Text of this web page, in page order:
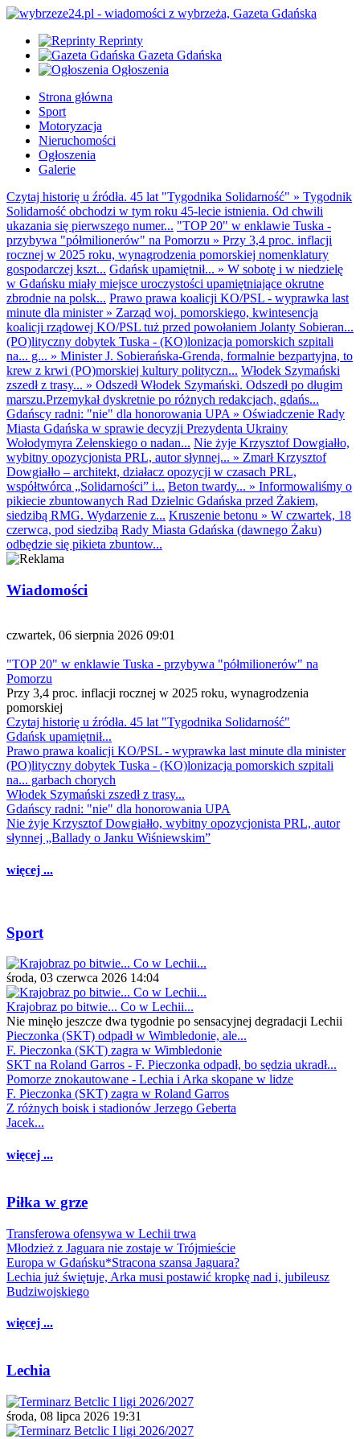
Reprinty
Gazeta Gdańska
Ogłoszenia
Strona główna
Sport
Motoryzacja
Nieruchomości
Ogłoszenia
Galerie
Czytaj historię u źródła. 45 lat "Tygodnika Solidarność" » Tygodnik
Solidarność obchodzi w tym roku 45-lecie istnienia. Od chwili
ukazania się pierwszego numer... "TOP 20" w enklawie Tuska -
przybywa "półmilionerów" na Pomorzu » Przy 3,4 proc. inflacji
rocznej w 2025 roku, wynagrodzenia pomorskiej nomenklatury
gospodarczej kszt... Gdańsk upamiętnił... » W sobotę i w niedzielę
w Gdańsku miały miejsce uroczystości upamiętniające okrutne
zbrodnie na polsk... Prawo prawa koalicji KO/PSL - wyprawka last
minute dla minister» Zarząd woj. pomorskiego, kwintesencja
koalicji rządowej KO/PSL tuż przed powołaniem Jolanty Sobieran...
(PO)lityczny dobytek Tuska - (KO)lonizacja pomorskich szpitali
na... g... » Minister J. Sobierańska-Grenda, formalnie bezpartyjna, to
krew z krwi (PO)morskiej kultury polityczn... Włodek Szymański
zszedł z trasy... » Odszedł Włodek Szymański. Odszedł po długim
marszu.Przemykał dyskretnie po różnych redakcjach, gdańs...
Gdańscy radni: "nie" dla honorowania UPA » Oświadczenie Rady
Miasta Gdańska w sprawie decyzji Prezydenta Ukrainy
Wołodymyra Zełenskiego o nadan... Nie żyje Krzysztof Dowgiałło,
wybitny opozycjonista PRL, autor słynnej... » Zmarł Krzysztof
Dowgiałło – architekt, działacz opozycji w czasach PRL,
współtwórca „Solidarności” i... Beton twardy... » Informowaliśmy o
pikiecie zbuntowanych Rad Dzielnic Gdańska przed Żakiem,
siedzibą RMG. Wydarzenie z... Kruszenie betonu » W czwartek, 18
czerwca, pod siedzibą Rady Miasta Gdańska (dawnego Żaku)
odbędzie się pikieta zbuntow...
Wiadomości
czwartek, 06 sierpnia 2026 09:01
"TOP 20" w enklawie Tuska - przybywa "półmilionerów" na
Pomorzu
Przy 3,4 proc. inflacji rocznej w 2025 roku, wynagrodzenia
pomorskiej
Czytaj historię u źródła. 45 lat "Tygodnika Solidarność"
Gdańsk upamiętnił...
Prawo prawa koalicji KO/PSL - wyprawka last minute dla minister
(PO)lityczny dobytek Tuska - (KO)lonizacja pomorskich szpitali
na... garbach chorych
Włodek Szymański zszedł z trasy...
Gdańscy radni: "nie" dla honorowania UPA
Nie żyje Krzysztof Dowgiałło, wybitny opozycjonista PRL, autor
słynnej „Ballady o Janku Wiśniewskim”
więcej ...
Sport
środa, 03 czerwca 2026 14:04
Krajobraz po bitwie... Co w Lechii...
Nie minęło jeszcze dwa tygodnie po sensacyjnej degradacji Lechii
Pieczonka (SKT) odpadł w Wimbledonie, ale...
F. Pieczonka (SKT) zagra w Wimbledonie
SKT na Roland Garros - F. Pieczonka odpadł, bo sędzia ukradł...
Pomorze znokautowane - Lechia i Arka skopane w lidze
F. Pieczonka (SKT) zagra w Roland Garros
Z różnych boisk i stadionów Jerzego Geberta
Jacek...
więcej ...
Piłka w grze
Transferowa ofensywa w Lechii trwa
Młodzież z Jaguara nie zostaje w Trójmieście
Europa w Gdańsku*Stracona szansa Jaguara?
Lechia już świętuje, Arka musi postawić kropkę nad i, jubileusz
Budziwojskiego
więcej ...
Lechia
środa, 08 lipca 2026 19:31